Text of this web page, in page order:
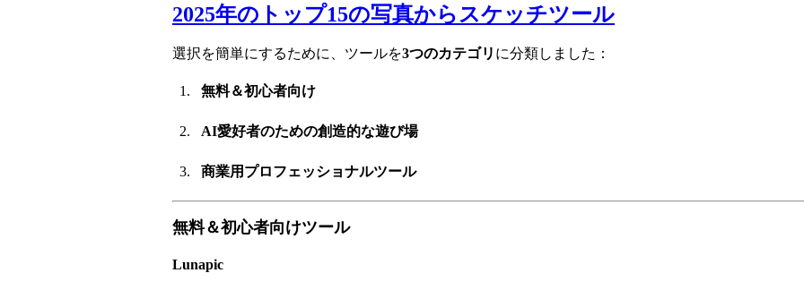
2025年のトップ15の写真からスケッチツール
選択を簡単にするために、ツールを3つのカテゴリ に分類しました：
無料＆初心者向け
AI愛好者のための創造的な遊び場
商業用プロフェッショナルツール
無料＆初心者向けツール
Lunapic